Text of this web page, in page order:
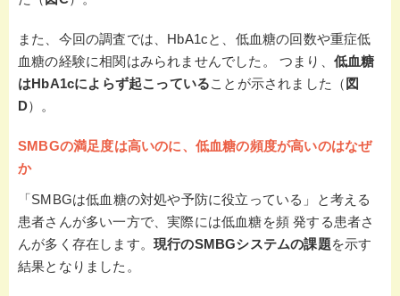
また、今回の調査では、HbA1cと、低血糖の回数や重症低
血糖の経験に相関はみられませんでした。 つまり、 低血糖
はHbA1cによらず起こっていることが示されました（ 図
D）。
SMBGの満足度は高いのに、低血糖の頻度が高いのはなぜ
か
「SMBGは低血糖の対処や予防に役立っている」と考える
患者さんが多い一方で、実際には低血糖を頻 発する患者さ
んが多く存在します。 現行のSMBGシステムの課題を示す
結果となりました。